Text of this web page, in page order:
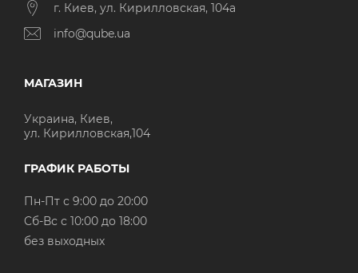
г. Киев, ул. Кирилловская, 104а
info@qube.ua
МАГАЗИН
Украина, Киев,
ул. Кирилловская,104
ГРАФИК РАБОТЫ
Пн-Пт с 9:00 до 20:00
Cб-Вс с 10:00 до 18:00
без выходных